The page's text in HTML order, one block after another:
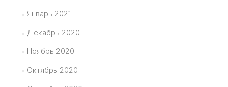
Январь 2021
Декабрь 2020
Ноябрь 2020
Октябрь 2020